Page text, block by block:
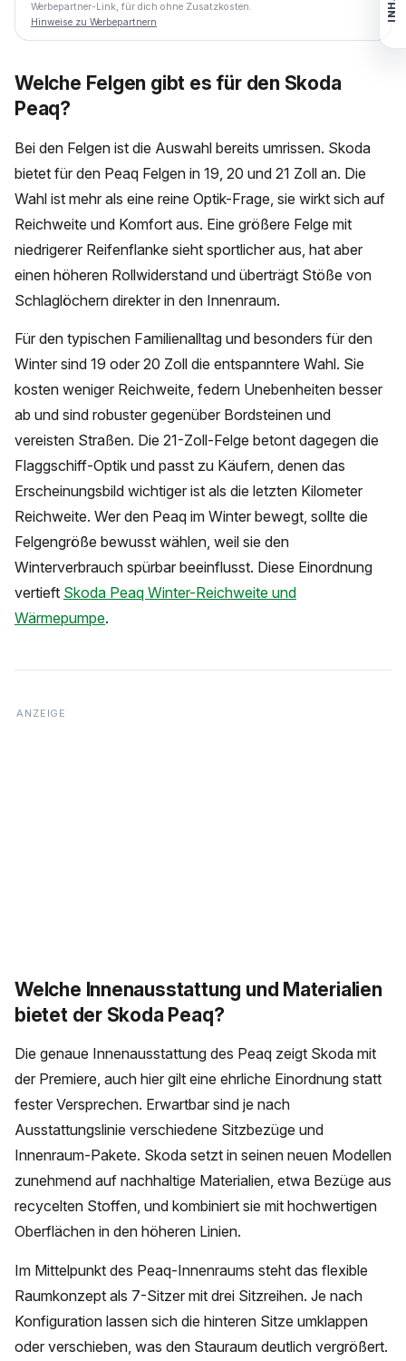
Werbepartner-Link, für dich ohne Zusatzkosten.
Hinweise zu Werbepartnern
Welche Felgen gibt es für den Skoda
Peaq?
Bei den Felgen ist die Auswahl bereits umrissen. Skoda
bietet für den Peaq Felgen in 19, 20 und 21 Zoll an. Die
Wahl ist mehr als eine reine Optik-Frage, sie wirkt sich auf
Reichweite und Komfort aus. Eine größere Felge mit
niedrigerer Reifenflanke sieht sportlicher aus, hat aber
einen höheren Rollwiderstand und überträgt Stöße von
Schlaglöchern direkter in den Innenraum.
Für den typischen Familienalltag und besonders für den
Winter sind 19 oder 20 Zoll die entspanntere Wahl. Sie
kosten weniger Reichweite, federn Unebenheiten besser
ab und sind robuster gegenüber Bordsteinen und
vereisten Straßen. Die 21-Zoll-Felge betont dagegen die
Flaggschiff-Optik und passt zu Käufern, denen das
Erscheinungsbild wichtiger ist als die letzten Kilometer
Reichweite. Wer den Peaq im Winter bewegt, sollte die
Felgengröße bewusst wählen, weil sie den
Winterverbrauch spürbar beeinflusst. Diese Einordnung
vertieft Skoda Peaq Winter-Reichweite und
Wärmepumpe.
Welche Innenausstattung und Materialien
bietet der Skoda Peaq?
Die genaue Innenausstattung des Peaq zeigt Skoda mit
der Premiere, auch hier gilt eine ehrliche Einordnung statt
fester Versprechen. Erwartbar sind je nach
Ausstattungslinie verschiedene Sitzbezüge und
Innenraum-Pakete. Skoda setzt in seinen neuen Modellen
zunehmend auf nachhaltige Materialien, etwa Bezüge aus
recycelten Stoffen, und kombiniert sie mit hochwertigen
Oberflächen in den höheren Linien.
Im Mittelpunkt des Peaq-Innenraums steht das flexible
Raumkonzept als 7-Sitzer mit drei Sitzreihen. Je nach
Konfiguration lassen sich die hinteren Sitze umklappen
oder verschieben, was den Stauraum deutlich vergrößert.